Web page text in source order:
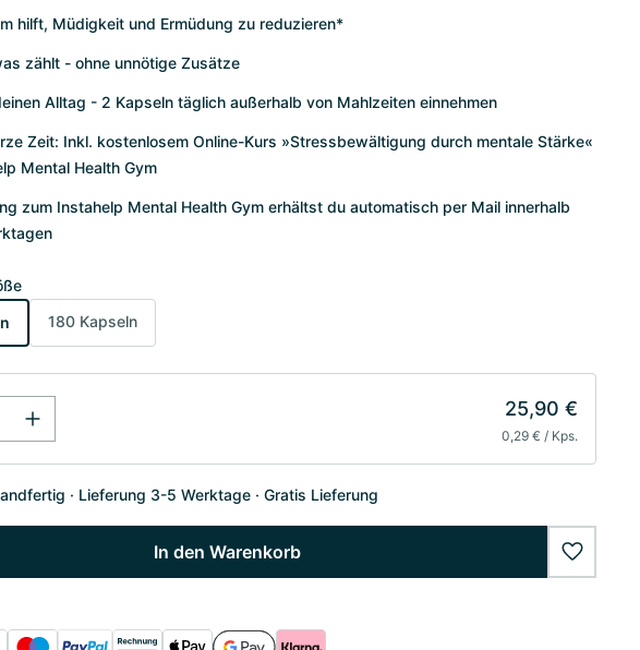
hilft, Müdigkeit und Ermüdung zu reduzieren*
zählt - ohne unnötige Zusätze
Alltag - 2 Kapseln täglich außerhalb von Mahlzeiten einnehmen
Zeit: Inkl. kostenlosem Online-Kurs »Stressbewältigung durch mentale Stärke«
Mental Health Gym
zum Instahelp Mental Health Gym erhältst du automatisch per Mail innerhalb
180 Kapseln
25,90 €
0,29 € / Kps.
Lieferung 3-5 Werktage Gratis Lieferung
In den Warenkorb